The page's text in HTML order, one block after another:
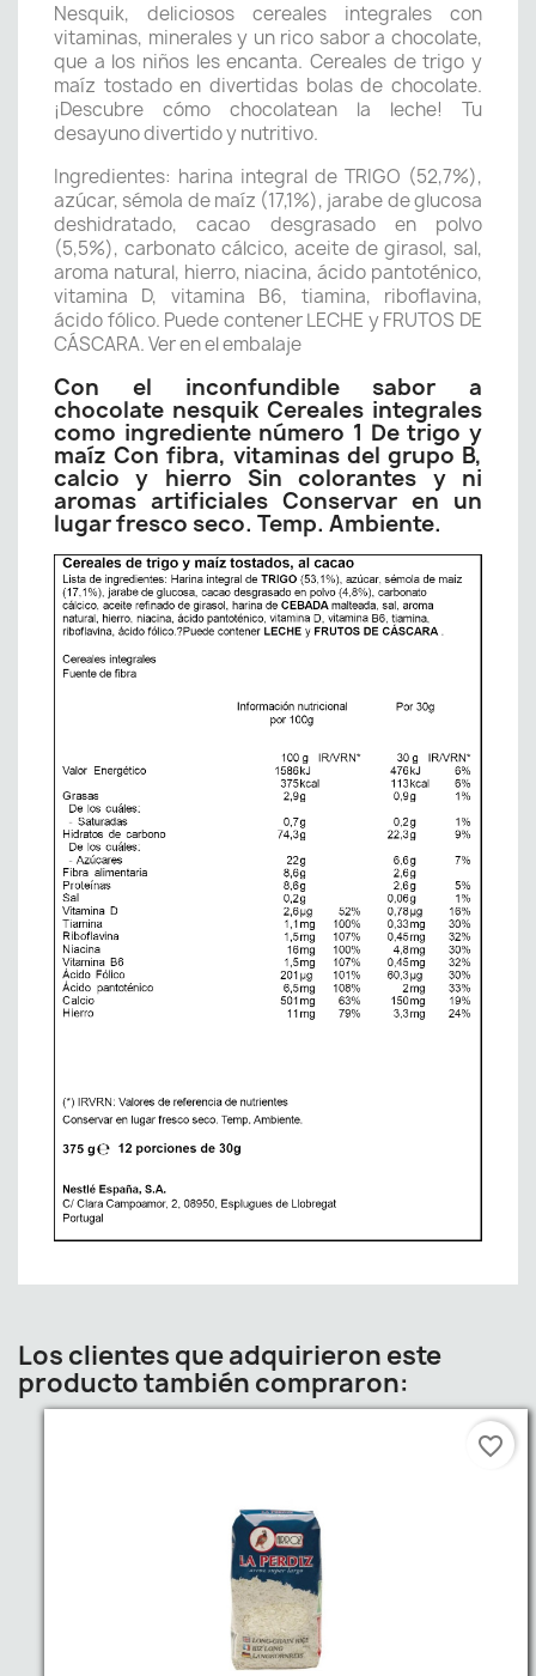
Nesquik, deliciosos cereales integrales con
vitaminas, minerales y un rico sabor a chocolate,
que a los niños les encanta. Cereales de trigo y
maíz tostado en divertidas bolas de chocolate.
¡Descubre cómo chocolatean la leche! Tu
desayuno divertido y nutritivo.
Ingredientes: harina integral de TRIGO (52,7%),
azúcar, sémola de maíz (17,1%), jarabe de glucosa
deshidratado, cacao desgrasado en polvo
(5,5%), carbonato cálcico, aceite de girasol, sal,
aroma natural, hierro, niacina, ácido pantoténico,
vitamina D, vitamina B6, tiamina, riboflavina,
ácido fólico. Puede contener LECHE y FRUTOS DE
CÁSCARA. Ver en el embalaje
Con el inconfundible sabor a
chocolate nesquik Cereales integrales
como ingrediente número 1 De trigo y
maíz Con fibra, vitaminas del grupo B,
calcio y hierro Sin colorantes y ni
aromas artificiales Conservar en un
lugar fresco seco. Temp. Ambiente.
Los clientes que adquirieron este
producto también compraron:
favorite_border